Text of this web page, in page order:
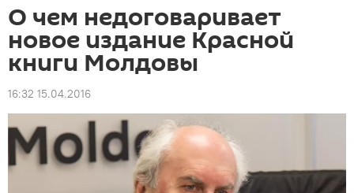
О чем недоговаривает
новое издание Красной
книги Молдовы
16:32 15.04.2016